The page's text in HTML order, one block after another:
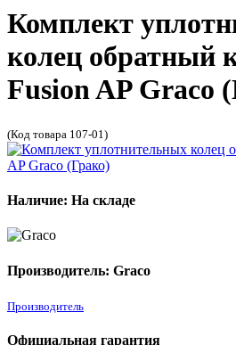
Комплект
колец обратный
Fusion AP Graco
(Код товара 107-01)
Наличие: На складе
Производитель: Graco
Производитель
Официальная гарантия